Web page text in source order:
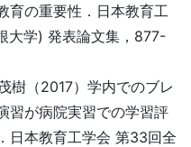
育の重要性．日本教育工
大学) 発表論文集，877-
樹（2017）学内でのブレ
習が病院実習での学習評
日本教育工学会 第33回全